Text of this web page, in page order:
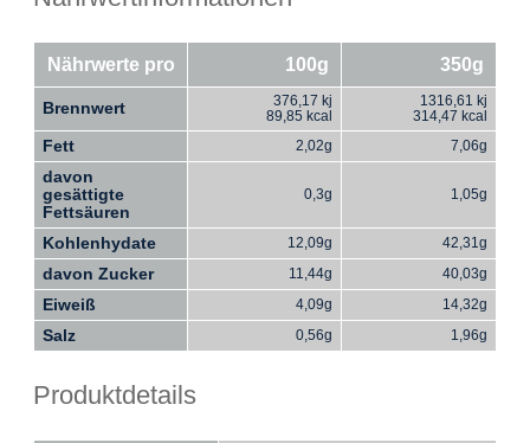
Nährwerte pro 100g 350g
Brennwert
376,17 kj
89,85 kcal
1316,61 kj
314,47 kcal
Fett 2,02g 7,06g
davon
gesättigte
Fettsäuren
0,3g 1,05g
Kohlenhydate 12,09g 42,31g
davon Zucker 11,44g 40,03g
Eiweiß 4,09g 14,32g
Salz 0,56g 1,96g
Produktdetails